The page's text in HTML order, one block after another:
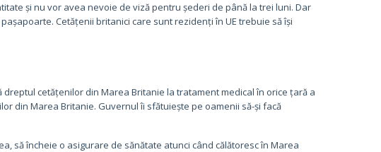
și nu vor avea nevoie de viză pentru șederi de până la trei luni. Dar
Cetățenii britanici care sunt rezidenți în UE trebuie să își
cetățenilor din Marea Britanie la tratament medical în orice țară a
din Marea Britanie. Guvernul îi sfătuiește pe oamenii să-și facă
să încheie o asigurare de sănătate atunci când călătoresc în Marea